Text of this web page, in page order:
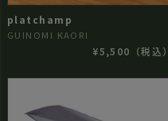
platchamp
GUINOMI KAORI
¥5,500（税込）